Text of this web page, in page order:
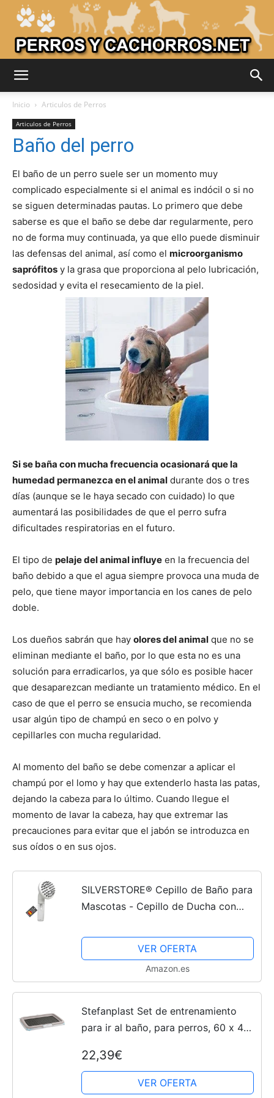
–
Razas
Perros
–
Fotos
de
Cachorros
Inicio Articulos de Perros
Articulos de Perros
Baño del perro
El baño de un perro suele ser un momento muy
complicado especialmente si el animal es indócil o si no
se siguen determinadas pautas. Lo primero que debe
saberse es que el baño se debe dar regularmente, pero
no de forma muy continuada, ya que ello puede disminuir
las defensas del animal, así como el microorganismo
saprófitos y la grasa que proporciona al pelo lubricación,
sedosidad y evita el resecamiento de la piel.
Si se baña con mucha frecuencia ocasionará que la
humedad permanezca en el animal durante dos o tres
días (aunque se le haya secado con cuidado) lo que
aumentará las posibilidades de que el perro sufra
dificultades respiratorias en el futuro.
El tipo de pelaje del animal influye en la frecuencia del
baño debido a que el agua siempre provoca una muda de
pelo, que tiene mayor importancia en los canes de pelo
doble.
Los dueños sabrán que hay olores del animal que no se
eliminan mediante el baño, por lo que esta no es una
solución para erradicarlos, ya que sólo es posible hacer
que desaparezcan mediante un tratamiento médico. En el
caso de que el perro se ensucia mucho, se recomienda
usar algún tipo de champú en seco o en polvo y
cepillarles con mucha regularidad.
Al momento del baño se debe comenzar a aplicar el
champú por el lomo y hay que extenderlo hasta las patas,
dejando la cabeza para lo último. Cuando llegue el
momento de lavar la cabeza, hay que extremar las
precauciones para evitar que el jabón se introduzca en
sus oídos o en sus ojos.
SILVERSTORE® Cepillo de Baño para
Mascotas - Cepillo de Ducha con
gatos, Ideal para Mascotas
VER OFERTA
Amazon.es
Stefanplast Set de entrenamiento
para ir al baño, para perros, 60 x 40
22,39€
VER OFERTA